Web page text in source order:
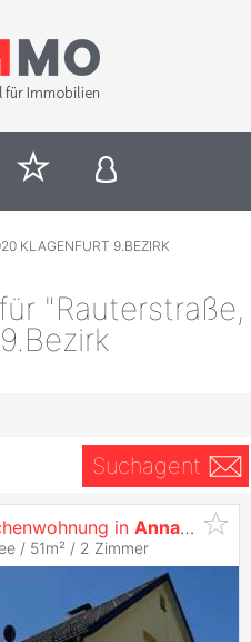
KLAGENFURT 9.BEZIRK
"Rauterstraße,
Suchagent
in Annabichl
/ 51m² / 2 Zimmer